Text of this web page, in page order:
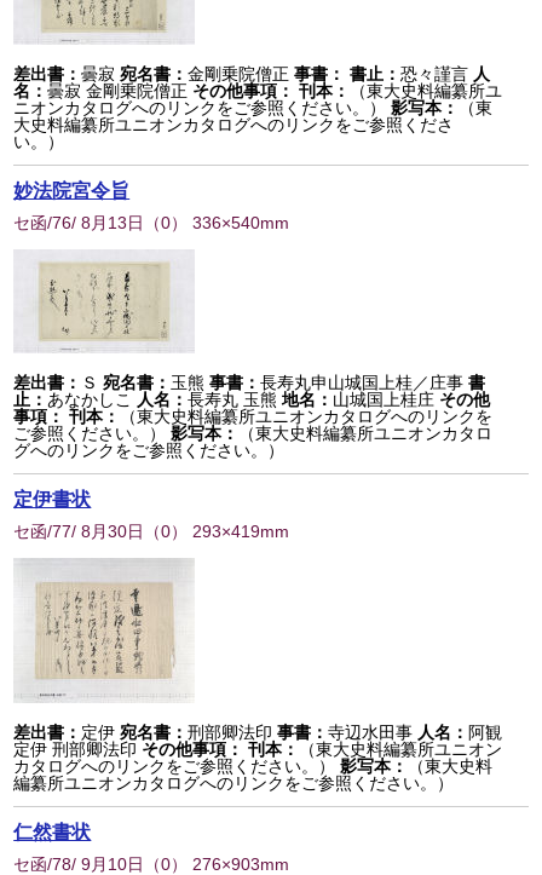
差出書：曇寂 宛名書：金剛乗院僧正 事書： 書止：恐々謹言 人
名：曇寂 金剛乗院僧正 その他事項： 刊本：
（東大史料編纂所ユ
ニオンカタログへのリンクをご参照ください。）
影写本：
（東
大史料編纂所ユニオンカタログへのリンクをご参照くださ
い。）
妙法院宮令旨
セ函/76/ 8月13日 （0） 336×540mm
差出書： Ｓ 宛名書： 玉熊 事書：長寿丸申山城国上桂／庄事書
止： あなかしこ 人名：長寿丸 玉熊 地名： 山城国上桂庄 その他
事項： 刊本：
（東大史料編纂所ユニオンカタログへのリンクを
ご参照ください。）
影写本：
（東大史料編纂所ユニオンカタロ
グへのリンクをご参照ください。）
定伊書状
セ函/77/ 8月30日 （0） 293×419mm
差出書： 定伊 宛名書：刑部卿法印 事書：寺辺水田事 人名： 阿観
定伊 刑部卿法印 その他事項： 刊本：
（東大史料編纂所ユニオン
カタログへのリンクをご参照ください。）
影写本：
（東大史料
編纂所ユニオンカタログへのリンクをご参照ください。）
仁然書状
セ函/78/ 9月10日 （0） 276×903mm